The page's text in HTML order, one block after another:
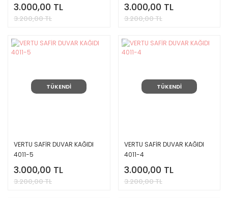
3.000,00 TL
3.200,00 TL
3.000,00 TL
3.200,00 TL
TÜKENDİ
VERTU SAFİR DUVAR KAĞIDI
4011-5
3.000,00 TL
3.200,00 TL
TÜKENDİ
VERTU SAFİR DUVAR KAĞIDI
4011-4
3.000,00 TL
3.200,00 TL